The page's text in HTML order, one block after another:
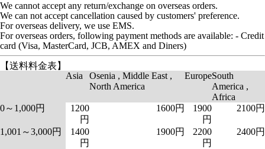
We cannot accept any return/exchange on overseas orders.
We can not accept cancellation caused by customers' preference.
For overseas delivery, we use EMS.
For overseas orders, following payment methods are available: - Credit
card (Visa, MasterCard, JCB, AMEX and Diners)
【送料料金表】
Asia
Osenia , Middle East ,
North America
EuropeSouth
America ,
Africa
0～1,000円
1200
円
1600円
1900
円
2100円
1,001～3,000円
1400
円
1900円
2200
円
2400円